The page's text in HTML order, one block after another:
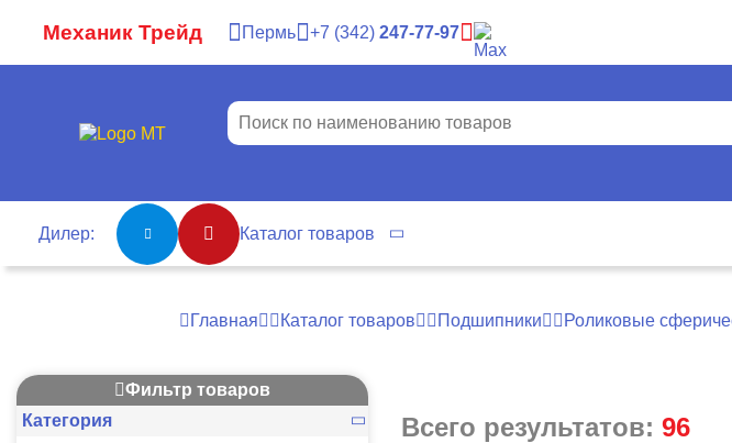
Механик Трейд Пермь 7 342 247-77-97
Дилер: Каталог товаров
Главная Каталог товаров Подшипники Роликовые
Фильтр товаров
Категория
Всего результатов: 96